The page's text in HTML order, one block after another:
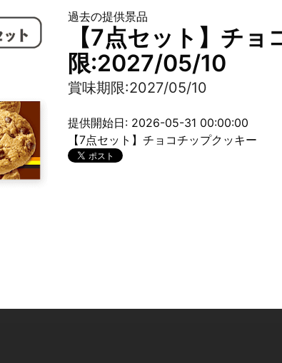
過去の提供景品
【7点セット】チ
限:2027/05/10
賞味期限:2027/05/10
提供開始日: 2026-05-31 00:00:00
【7点セット】チョコチップクッキー